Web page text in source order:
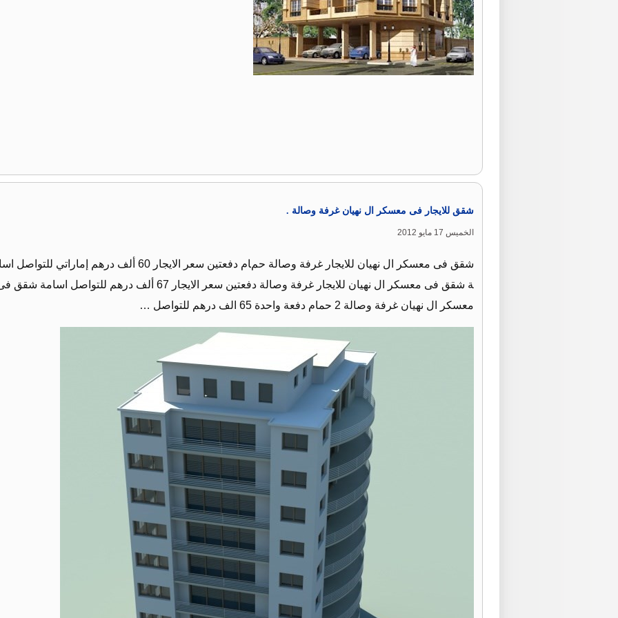
شقق للايجار فى معسكر ال نهيان غرفة وصالة .
الخميس 17 مايو 2012
شقق فى معسكر ال نهيان للايجار غرفة وصالة حمام دفعتين سعر الايجار 60 ألف درهم إماراتي
ة شقق فى معسكر ال نهيان للايجار غرفة وصالة دفعتين سعر الايجار 67 ألف درهم للتواصل اسامة شقق
معسكر ال نهيان غرفة وصالة 2 حمام دفعة واحدة 65 الف درهم للتواصل …